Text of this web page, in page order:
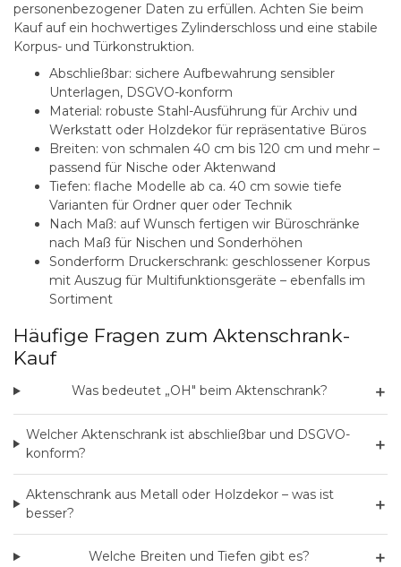
personenbezogener Daten zu erfüllen. Achten Sie beim
Kauf auf ein hochwertiges Zylinderschloss und eine stabile
Korpus- und Türkonstruktion.
Abschließbar: sichere Aufbewahrung sensibler
Unterlagen, DSGVO-konform
Material: robuste Stahl-Ausführung für Archiv und
Werkstatt oder Holzdekor für repräsentative Büros
Breiten: von schmalen 40 cm bis 120 cm und mehr –
passend für Nische oder Aktenwand
Tiefen: flache Modelle ab ca. 40 cm sowie tiefe
Varianten für Ordner quer oder Technik
Nach Maß: auf Wunsch fertigen wir Büroschränke
nach Maß für Nischen und Sonderhöhen
Sonderform Druckerschrank: geschlossener Korpus
mit Auszug für Multifunktionsgeräte – ebenfalls im
Sortiment
Häufige Fragen zum Aktenschrank-
Kauf
Was bedeutet „OH" beim Aktenschrank? ＋
Welcher Aktenschrank ist abschließbar und DSGVO-
konform?
＋
Aktenschrank aus Metall oder Holzdekor – was ist
besser?
＋
Welche Breiten und Tiefen gibt es? ＋